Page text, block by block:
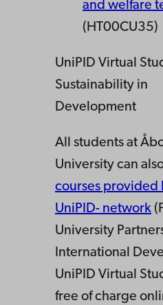
and welfare
(HT00CU35)
UniPID Virtual
Sustainability in
Development
All students at
University can
courses provided
UniPID- network
University
International
UniPID Virtual
free of charge